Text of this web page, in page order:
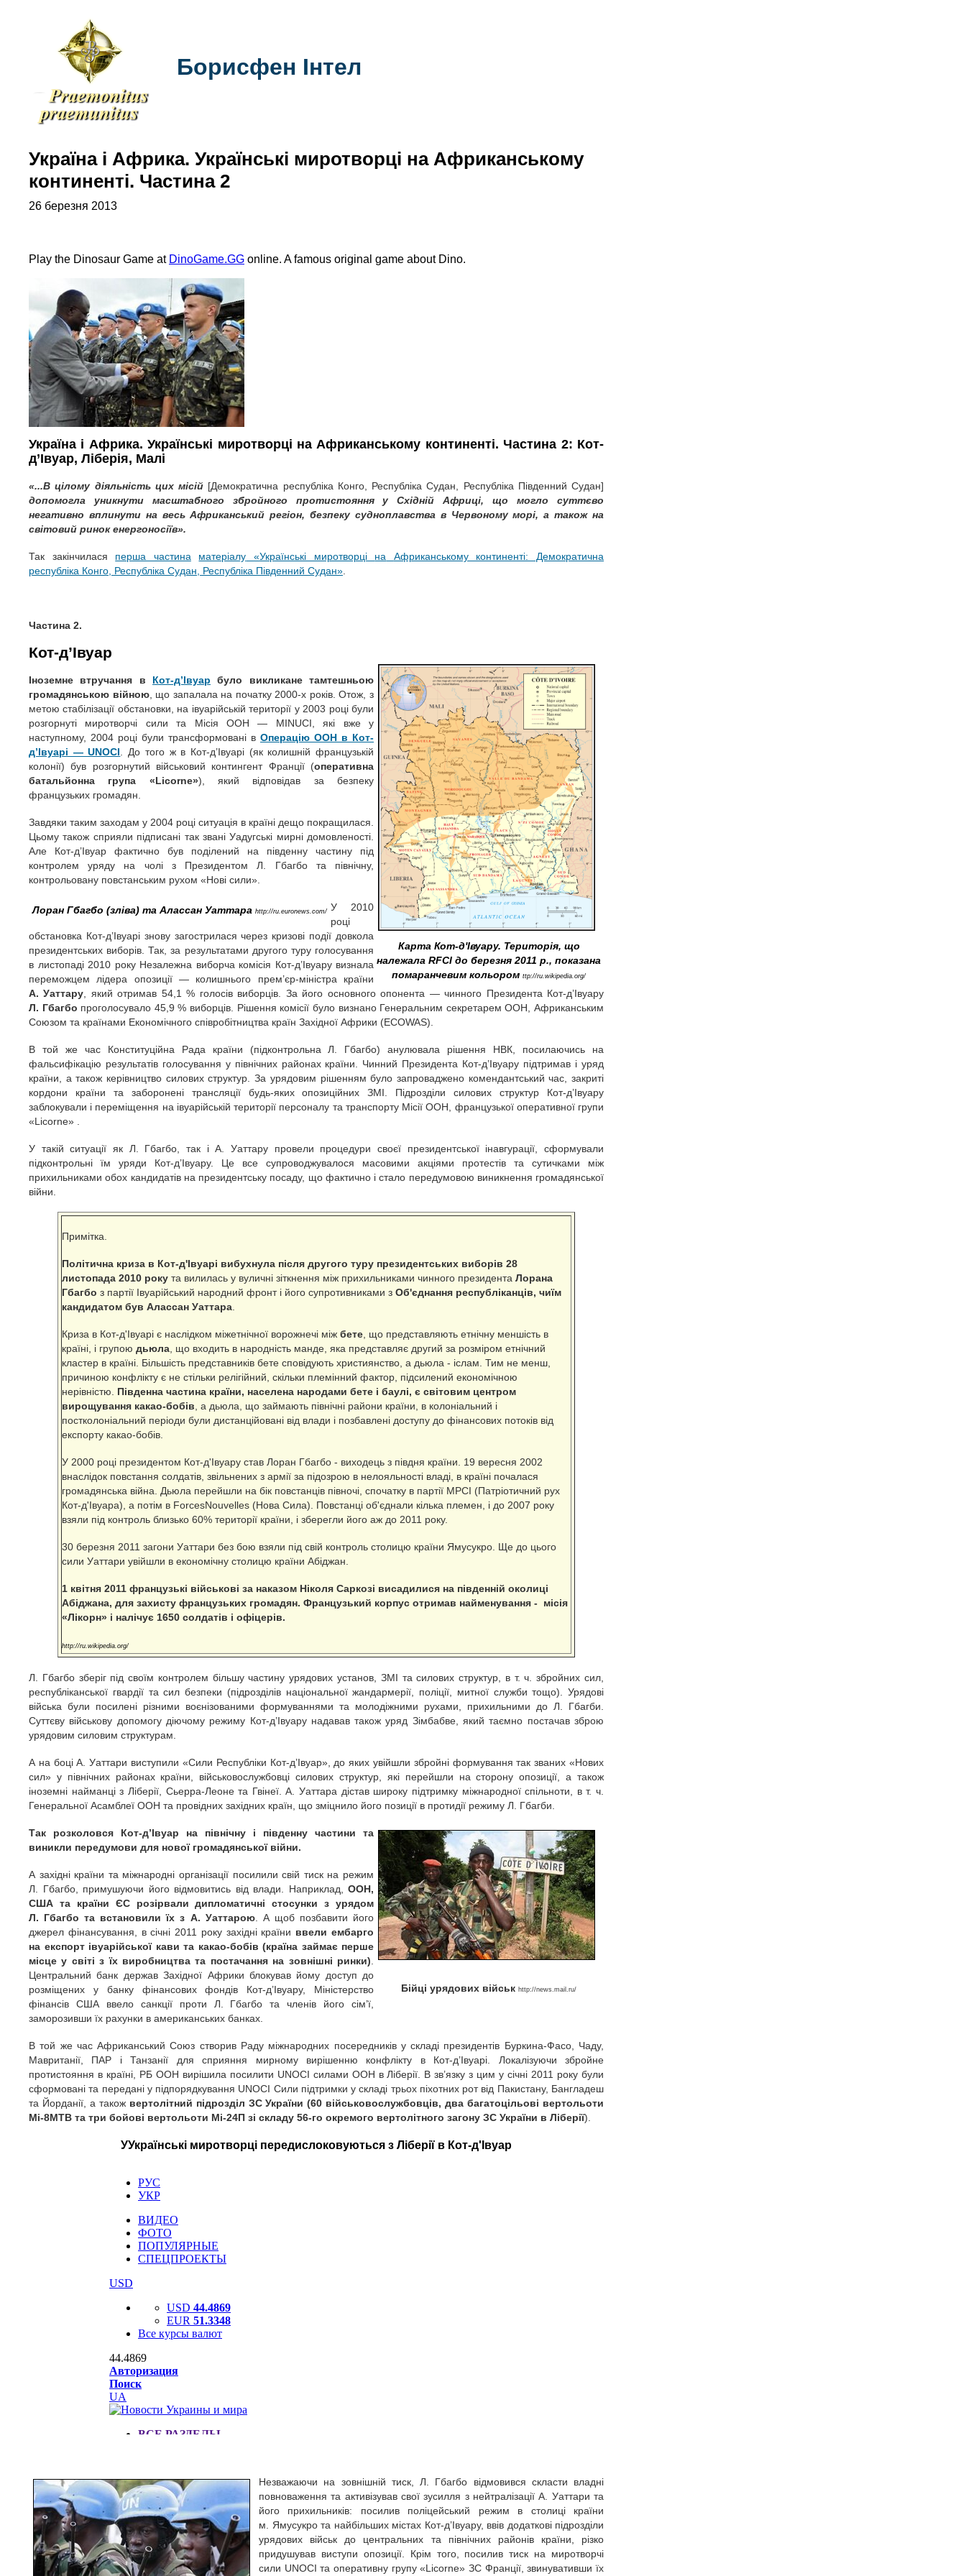
Борисфен Інтел
Україна і Африка. Українські миротворці на Африканському
континенті. Частина 2
26 березня 2013
Play the Dinosaur Game at DinoGame.GG online. A famous original game about Dino.
Україна і Африка. Українські миротворці на Африканському континенті. Частина 2: Кот-
д’Івуар, Ліберія, Малі
«...В цілому діяльність цих місій [Демократична республіка Конго, Республіка Судан, Республіка Південний Судан]
допомогла уникнути масштабного збройного протистояння у Східній Африці, що могло суттєво
негативно вплинути на весь Африканський регіон, безпеку судноплавства в Червоному морі, а також на
світовий ринок енергоносіїв».
Так закінчилася перша частина матеріалу «Українські миротворці на
Африканському континенті: Демократична
республіка Конго, Республіка Судан, Республіка Південний Судан»
Частина 2.
Кот-д’Івуар
Карта Кот-д'Івуару. Територія, що
належала RFCI до березня 2011 р., показана
помаранчевим кольором ttp://ru.wikipedia.org/
Іноземне втручання в Кот-д’Івуар було викликане тамтешньою
громадянською війною, що запалала на початку 2000-х років. Отож, з
метою стабілізації обстановки, на івуарійській території у 2003 році були
розгорнуті миротворчі сили та Місія ООН — MINUCI, які вже у
наступному, 2004 році були трансформовані в Операцію ООН в Кот-
д’Івуарі — UNOCI . До того ж в Кот-д’Івуарі (як колишній французькій
колонії) був розгорнутий військовий контингент Франції (оперативна
батальйонна група «Licorne»), який відповідав за безпеку
французьких громадян.
Завдяки таким заходам у 2004 році ситуація в країні дещо покращилася.
Цьому також сприяли підписані так звані Уадугські мирні домовленості.
Але Кот-д’Івуар фактично був поділений на південну частину під
контролем уряду на чолі з Президентом Л. Гбагбо та північну,
контрольовану повстанським рухом «Нові сили».
Лоран Гбагбо (зліва) та Алассан Уаттара http://ru.euronews.com/ У 2010
році
обстановка Кот-д’Івуарі знову загострилася через кризові події довкола
президентських виборів. Так, за результатами другого туру голосування
в листопаді 2010 року Незалежна виборча комісія Кот-д’Івуару визнала
переможцем лідера опозиції — колишнього прем’єр-міністра країни
А. Уаттару , який отримав 54,1 % голосів виборців. За його основного опонента — чинного Президента Кот-д’Івуару
Л. Гбагбо проголосувало 45,9 % виборців. Рішення комісії було визнано Генеральним секретарем ООН, Африканським
Союзом та країнами Економічного співробітництва країн Західної Африки (ECOWAS).
В той же час Конституційна Рада країни (підконтрольна Л. Гбагбо) анулювала рішення НВК, посилаючись на
фальсифікацію результатів голосування у північних районах країни. Чинний Президента Кот-д’Івуару підтримав і уряд
країни, а також керівництво силових структур. За урядовим рішенням було запроваджено комендантський час, закриті
кордони країни та заборонені трансляції будь-яких опозиційних ЗМІ. Підрозділи силових структур Кот-д’Івуару
заблокували і переміщення на івуарійській території персоналу та транспорту Місії ООН, французької оперативної групи
«Licorne» .
У такій ситуації як Л. Гбагбо, так і А. Уаттару провели процедури своєї президентської інавгурації, сформували
підконтрольні їм уряди Кот-д’Івуару. Це все супроводжувалося масовими акціями протестів та сутичками між
прихильниками обох кандидатів на президентську посаду, що фактично і стало передумовою виникнення громадянської
війни.
Примітка.
Політична криза в Кот-д'Івуарі вибухнула після другого туру президентських виборів 28
листопада 2010 року та вилилась у вуличні зіткнення між прихильниками чинного президента Лорана
Гбагбо з партії Івуарійський народний фронт і його супротивниками з Об'єднання республіканців, чиїм
кандидатом був Алассан Уаттара
Криза в Кот-д'Івуарі є наслідком міжетнічної ворожнечі між бете , що представляють етнічну меншість в
країні, і групою дьюла , що входить в народність манде, яка представляє другий за розміром етнічний
кластер в країні. Більшість представників бете сповідують християнство, а дьюла - іслам. Тим не менш,
причиною конфлікту є не стільки релігійний, скільки племінний фактор, підсилений економічною
нерівністю. Південна частина країни, населена народами бете і баулі, є світовим центром
вирощування какао-бобів , а дьюла, що займають північні райони країни, в колоніальний і
постколоніальний періоди були дистанційовані від влади і позбавлені доступу до фінансових потоків від
експорту какао-бобів.
У 2000 році президентом Кот-д'Івуару став Лоран Гбагбо - виходець з півдня країни. 19 вересня 2002
внаслідок повстання солдатів, звільнених з армії за підозрою в нелояльності владі, в країні почалася
громадянська війна. Дьюла перейшли на бік повстанців півночі, спочатку в партії MPCI (Патріотичний рух
Кот-д'Івуара), а потім в ForcesNouvelles (Нова Сила). Повстанці об'єднали кілька племен, і до 2007 року
взяли під контроль близько 60% території країни, і зберегли його аж до 2011 року.
30 березня 2011 загони Уаттари без бою взяли під свій контроль столицю країни Ямусукро. Ще до цього
сили Уаттари увійшли в економічну столицю країни Абіджан.
1 квітня 2011 французькі військові за наказом Ніколя Саркозі висадилися на південній околиці
Абіджана, для захисту французьких громадян. Французький корпус отримав найменування - місія
«Лікорн» і налічує 1650 солдатів і офіцерів.
http://ru.wikipedia.org/
Л. Гбагбо зберіг під своїм контролем більшу частину урядових установ, ЗМІ та силових структур, в т. ч. збройних сил,
республіканської гвардії та сил безпеки (підрозділів національної жандармерії, поліції, митної служби тощо). Урядові
війська були посилені різними воєнізованими формуваннями та молодіжними рухами, прихильними до Л. Гбагби.
Суттєву військову допомогу діючому режиму Кот-д’Івуару надавав також уряд Зімбабве, який таємно постачав зброю
урядовим силовим структурам.
А на боці А. Уаттари виступили «Сили Республіки Кот-д’Івуар», до яких увійшли збройні формування так званих «Нових
сил» у північних районах країни, військовослужбовці силових структур, які перейшли на сторону опозиції, а також
іноземні найманці з Ліберії, Сьерра-Леоне та Гвінеї. А. Уаттара дістав широку підтримку міжнародної спільноти, в т. ч.
Генеральної Асамблеї ООН та провідних західних країн, що зміцнило його позиції в протидії режиму Л. Гбагби.
Бійці урядових військ http://news.mail.ru/
Так розколовся Кот-д’Івуар на північну і південну частини та
виникли передумови для нової громадянської війни.
А західні країни та міжнародні організації посилили свій тиск на режим
Л. Гбагбо, примушуючи його відмовитись від влади. Наприклад, ООН,
США та країни ЄС розірвали дипломатичні стосунки з урядом
Л. Гбагбо та встановили їх з А. Уаттарою. А щоб позбавити його
джерел фінансування, в січні 2011 року західні країни ввели ембарго
на експорт івуарійської кави та какао-бобів (країна займає перше
місце у світі з їх виробництва та постачання на зовнішні ринки)
Центральний банк держав Західної Африки блокував йому доступ до
розміщених у банку фінансових фондів Кот-д’Івуару, Міністерство
фінансів США ввело санкції проти Л. Гбагбо та членів його сім’ї,
заморозивши їх рахунки в американських банках.
В той же час Африканський Союз створив Раду міжнародних посередників у складі президентів Буркина-Фасо, Чаду,
Мавританії, ПАР і Танзанії для сприяння мирному вирішенню конфлікту в Кот-д’Івуарі. Локалізуючи збройне
протистояння в країні, РБ ООН вирішила посилити UNOCI силами ООН в Ліберії. В зв’язку з цим у січні 2011 року були
сформовані та передані у підпорядкування UNOCI Сили підтримки у складі трьох піхотних рот від Пакистану, Бангладеш
та Йорданії, а також вертолітний підрозділ ЗС України (60 військовослужбовців, два багатоцільові вертольоти
Мі-8МТВ та три бойові вертольоти Мі-24П зі складу 56-го окремого вертолітного загону ЗС України в Ліберії).
УУкраїнські миротворці передислоковуються з Ліберії в Кот-д'Івуар
Незважаючи на зовнішній тиск, Л. Гбагбо відмовився скласти владні
повноваження та активізував свої зусилля з нейтралізації А. Уаттари та
його прихильників: посилив поліцейський режим в столиці країни
м. Ямусукро та найбільших містах Кот-д’Івуару, ввів додаткові підрозділи
урядових військ до центральних та північних районів країни, різко
придушував виступи опозиції. Крім того, посилив тиск на миротворчі
сили UNOCI та оперативну групу «Licorne» ЗС Франції, звинувативши їх